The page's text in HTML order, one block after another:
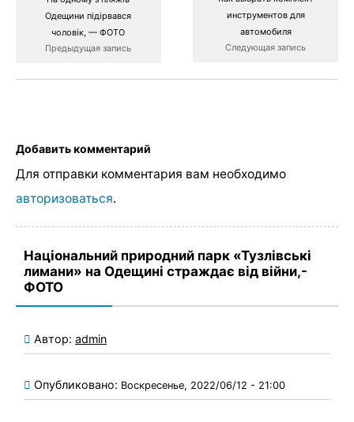
Одещини підірвався
чоловік, — ФОТО
Предыдущая запись
инструментов для
автомобиля
Следующая запись
Добавить комментарий
Для отправки комментария вам необходимо
авторизоваться.
Національний природний парк «Тузлівські
лимани» на Одещині страждає від війни,-
ФОТО
Автор: admin
Опубликовано: Воскресенье, 2022/06/12 - 21:00